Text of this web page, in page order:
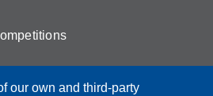
our own and third-party